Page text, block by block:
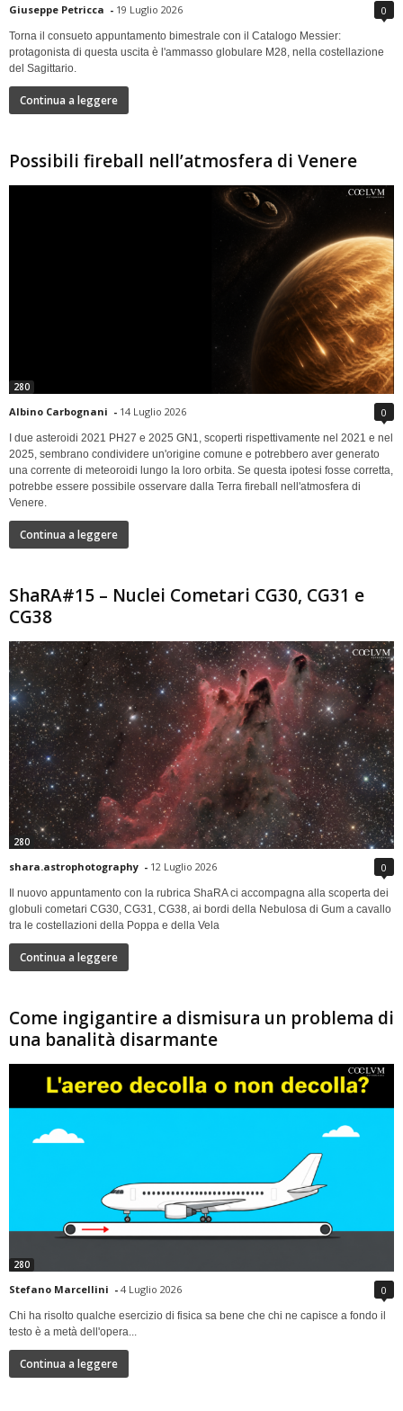
Giuseppe Petricca - 19 Luglio 2026 0
Torna il consueto appuntamento bimestrale con il Catalogo Messier:
protagonista di questa uscita è l'ammasso globulare M28, nella costellazione
del Sagittario.
Continua a leggere
Possibili fireball nell’atmosfera di Venere
280
Albino Carbognani - 14 Luglio 2026 0
I due asteroidi 2021 PH27 e 2025 GN1, scoperti rispettivamente nel 2021 e nel
2025, sembrano condividere un'origine comune e potrebbero aver generato
una corrente di meteoroidi lungo la loro orbita. Se questa ipotesi fosse corretta,
potrebbe essere possibile osservare dalla Terra fireball nell'atmosfera di
Venere.
Continua a leggere
ShaRA#15 – Nuclei Cometari CG30, CG31 e
CG38
280
shara.astrophotography - 12 Luglio 2026 0
Il nuovo appuntamento con la rubrica ShaRA ci accompagna alla scoperta dei
globuli cometari CG30, CG31, CG38, ai bordi della Nebulosa di Gum a cavallo
tra le costellazioni della Poppa e della Vela
Continua a leggere
Come ingigantire a dismisura un problema di
una banalità disarmante
280
Stefano Marcellini - 4 Luglio 2026 0
Chi ha risolto qualche esercizio di fisica sa bene che chi ne capisce a fondo il
testo è a metà dell'opera...
Continua a leggere